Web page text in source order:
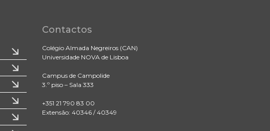
Contactos
Colégio Almada Negreiros (CAN)
Universidade NOVA de Lisboa
Campus de Campolide
3.º piso – Sala 333
+351 21 790 83 00
Extensão: 40346 / 40349